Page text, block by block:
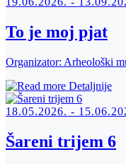
To je moj pjat
Organizator: Arheološki
Detaljnije
18.05.2026. -
Šareni trijem 6